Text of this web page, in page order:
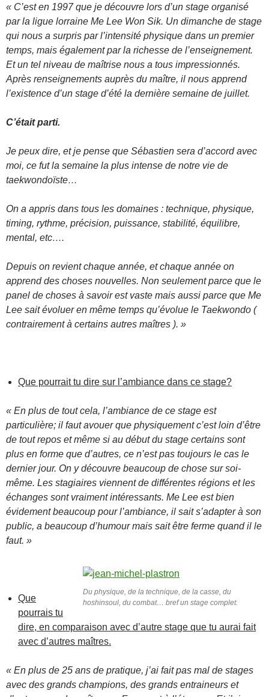
« C’est en 1997 que je découvre lors d’un stage organisé
par la ligue lorraine Me Lee Won Sik. Un dimanche de stage
qui nous a surpris par l’intensité physique dans un premier
temps, mais également par la richesse de l’enseignement.
Et un tel niveau de maîtrise nous a tous impressionnés.
Après renseignements auprès du maître, il nous apprend
l’existence d’un stage d’été la dernière semaine de juillet.
C’était parti.
Je peux dire, et je pense que Sébastien sera d’accord avec
moi, ce fut la semaine la plus intense de notre vie de
taekwondoïste…
On a appris dans tous les domaines : technique, physique,
timing, rythme, précision, puissance, stabilité, équilibre,
mental, etc….
Depuis on revient chaque année, et chaque année on
apprend des choses nouvelles. Non seulement parce que le
panel de choses à savoir est vaste mais aussi parce que Me
Lee sait évoluer en même temps qu’évolue le Taekwondo (
contrairement à certains autres maîtres ). »
Que pourrait tu dire sur l’ambiance dans ce stage?
« En plus de tout cela, l’ambiance de ce stage est
particulière; il faut avouer que physiquement c’est loin d’être
de tout repos et même si au début du stage certains sont
plus en forme que d’autres, ce n’est pas toujours le cas le
dernier jour. On y découvre beaucoup de chose sur soi-
même. Les stagiaires viennent de différentes régions et les
échanges sont vraiment intéressants. Me Lee est bien
évidement beaucoup pour l’ambiance, il sait s’adapter à son
public, a beaucoup d’humour mais sait être ferme quand il le
faut. »
Du physique, de la technique, de la casse, du
hoshinsoul, du combat… bref un stage complet.
Que
pourrais tu
dire, en comparaison avec d’autre stage que tu aurai fait
avec d’autres maîtres.
« En plus de 25 ans de pratique, j’ai fait pas mal de stages
avec des grands champions, des grands entraineurs et